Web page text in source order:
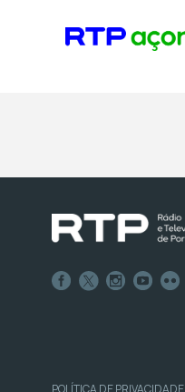
POLÍTICA DE PRIVACIDADE